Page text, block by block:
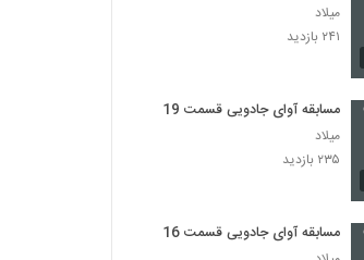
میلاد
۲۴۱ بازدید
مسابقه آوای جادویی قسمت 19
میلاد
۲۳۵ بازدید
مسابقه آوای جادویی قسمت 16